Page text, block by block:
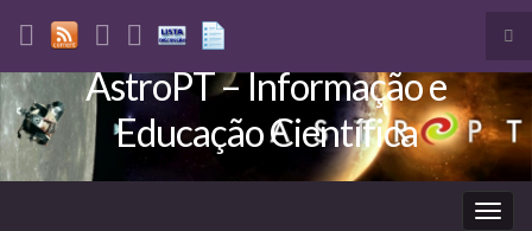
Search for:
AstroPT – Informação e
Educação Científica